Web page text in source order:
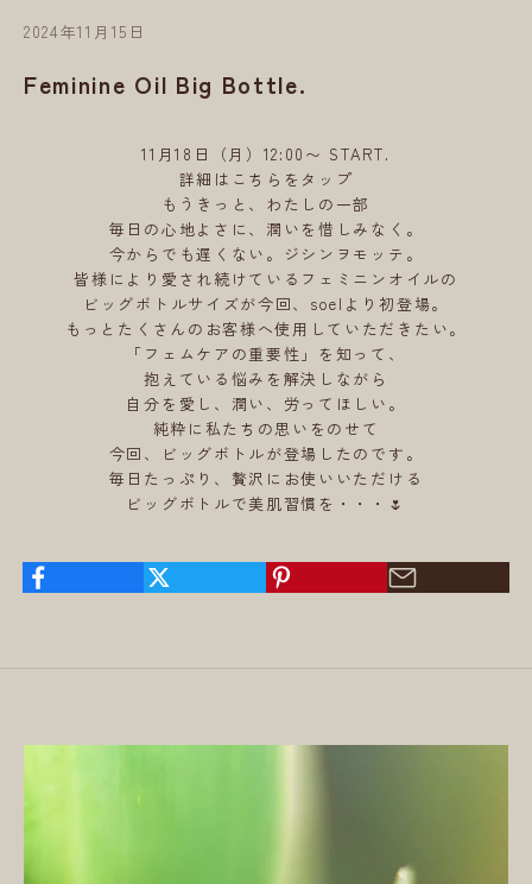
2024年11月15日
Feminine Oil Big Bottle.
11月18日（月）12:00〜 START.
詳細はこちらをタップ
もうきっと、わたしの一部
毎日の心地よさに、潤いを惜しみなく。
今からでも遅くない。ジシンヲモッテ。
皆様により愛され続けているフェミニンオイルの
ビッグボトルサイズが今回、soelより初登場。
もっとたくさんのお客様へ使用していただきたい。
「フェムケアの重要性」を知って、
抱えている悩みを解決しながら
自分を愛し、潤い、労ってほしい。
純粋に私たちの思いをのせて
今回、ビッグボトルが登場したのです。
毎日たっぷり、贅沢にお使いいただける
ビッグボトルで美肌習慣を・・・🌷